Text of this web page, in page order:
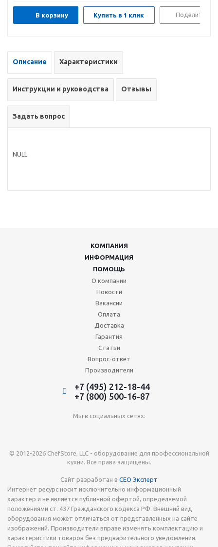
В корзину Купить в 1 клик Поделиться
Описание Характеристики
Инструкции и руководства Отзывы
Задать вопрос
NULL
КОМПАНИЯ
ИНФОРМАЦИЯ
ПОМОЩЬ
О компании
Новости
Вакансии
Оплата
Доставка
Гарантия
Статьи
Вопрос-ответ
Производители
+7 (495) 212-18-44
+7 (800) 500-16-87
Мы в социальных сетях:
© 2012-2026 ChefStore, LLC - оборудование для профессиональной
кухни. Все права защищены.
Сайт разработан в СЕО Эксперт
Интернет ресурс носит исключительно информационный
характер и не является публичной офертой, определяемой
положениями ст. 437 Гражданского кодекса РФ. Внешний вид
оборудования может отличаться от представленных на сайте
изображений. Производители вправе изменять комплектацию и
характеристики товаров без предварительного уведомления.